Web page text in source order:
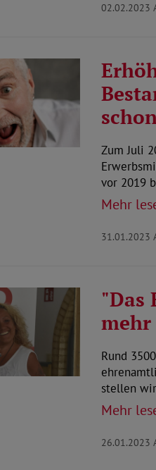
02.02.2023
Zum Juli
vor 2019
Mehr
31.01.2023
"Das
mehr
Rund
stellen
Mehr
26.01.2023